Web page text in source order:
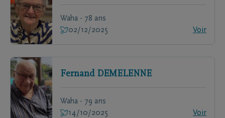
Waha - 78 ans
02/12/2025
Voir
Fernand DEMELENNE
Waha - 79 ans
14/10/2025
Voir